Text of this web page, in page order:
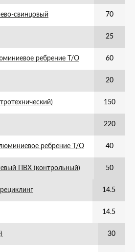
свинцовый 70
25
ребрение Т/О 60
20
150
220
ребрение Т/О 40
ПВХ (контрольный) 50
14.5
14.5
30